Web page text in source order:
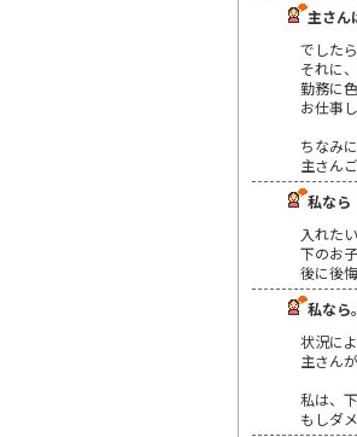
主さん
でした
それに
勤務に
お仕事
ちなみ
主さん
私なら
入れた
下のお
後に後
私なら。
状況に
主さん
私は、
もしダ